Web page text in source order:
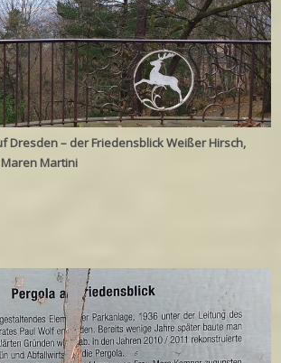
Dresden – der Friedensblick Weißer Hirsch,
Maren Martini